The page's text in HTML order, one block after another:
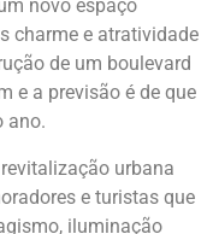
novo espaço
charme e atratividade
de um boulevard
e a previsão é de que
ano.
urbana
e turistas que
iluminação